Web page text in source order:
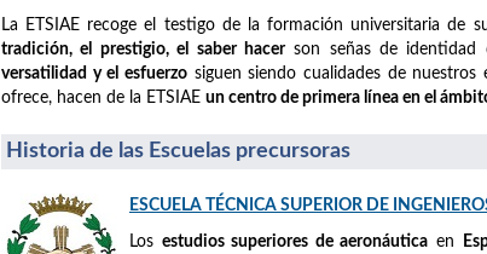
La ETSIAE recoge el testigo de la formación universitaria de
tradición, el prestigio, el saber hacerson señas de identidad
versatilidad y el esfuerzo siguen siendo cualidades de
ofrece, hacen de la ETSIAE un centro de primera línea en el
Historia de las Escuelas precursoras
ESCUELA TÉCNICA SUPERIOR DE
Los estudios superiores de aeronáutica en